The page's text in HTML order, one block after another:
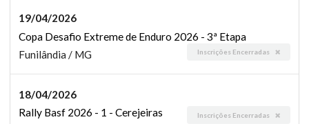
19/04/2026
Copa Desafio Extreme de Enduro 2026 - 3ª Etapa
Inscrições Encerradas
Funilândia / MG
18/04/2026
Rally Basf 2026 - 1 - Cerejeiras
Inscrições Encerradas